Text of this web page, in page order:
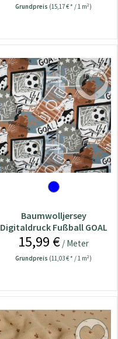
Grundpreis (15,17 € * / 1 m²)
Baumwolljersey
Digitaldruck Fußball GOAL
braun
15,99 € / Meter
Grundpreis (11,03 € * / 1 m²)